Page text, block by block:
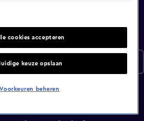
overgoten.&#xA;
cookies accepteren
keuze opslaan
Voorkeuren beheren